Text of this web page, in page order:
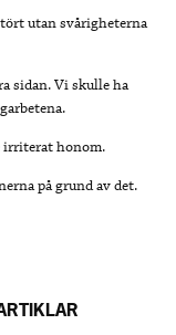
utan svårigheterna
sidan. Vi skulle ha
irriterat honom.
på grund av det.